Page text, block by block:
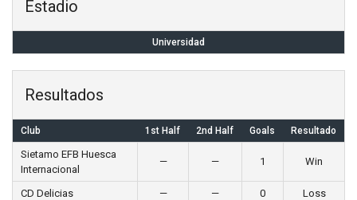
Estadio
Universidad
Resultados
Club 1st Half 2nd Half Goals Resultado
Sietamo EFB Huesca
Internacional
— — 1 Win
CD Delicias — — 0 Loss